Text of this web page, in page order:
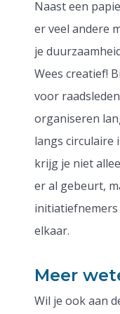
Naast een
er veel andere
je
Wees creatief!
voor
organiseren
langs circulaire
krijg je niet
er al gebeurt,
elkaar.
Meer
Wil je ook aan